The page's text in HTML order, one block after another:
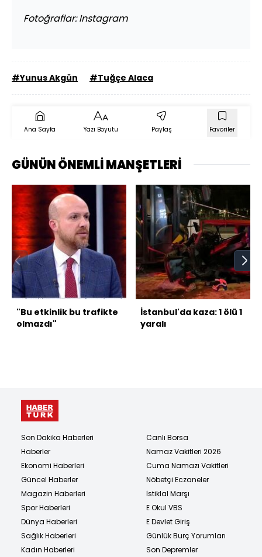
Fotoğraflar: Instagram
#Yunus Akgün #Tuğçe Alaca
Ana Sayfa Yazı Boyutu Paylaş Favoriler
GÜNÜN ÖNEMLİ MANŞETLERİ
"Bu etkinlik bu trafikte
olmazdı"
İstanbul'da kaza: 1 ölü 1
yaralı
Son Dakika Haberleri
Haberler
Ekonomi Haberleri
Güncel Haberler
Magazin Haberleri
Spor Haberleri
Dünya Haberleri
Sağlık Haberleri
Kadın Haberleri
Canlı Borsa
Namaz Vakitleri 2026
Cuma Namazı Vakitleri
Nöbetçi Eczaneler
İstiklal Marşı
E Okul VBS
E Devlet Giriş
Günlük Burç Yorumları
Son Depremler